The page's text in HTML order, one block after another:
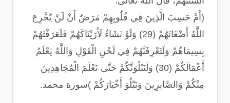
(أَمْ حَسِبَ الَّذِينَ فِي قُلُوبِهِمْ مَرَضٌ أَنْ لَنْ يُخْرِجَ
اللَّهُ أَضْغَانَهُمْ (29) وَلَوْ نَشَاءُ لَأَرَيْنَاكَهُمْ فَلَعَرَفْتَهُمْ
بِسِيمَاهُمْ وَلَتَعْرِفَنَّهُمْ فِي لَحْنِ الْقَوْلِ وَاللَّهُ يَعْلَمُ
أَعْمَالَكُمْ (30) وَلَنَبْلُوَنَّكُمْ حَتَّى نَعْلَمَ الْمُجَاهِدِينَ
مِنْكُمْ وَالصَّابِرِينَ وَنَبْلُوَ أَخْبَارَكُمْ )سورة محمد.